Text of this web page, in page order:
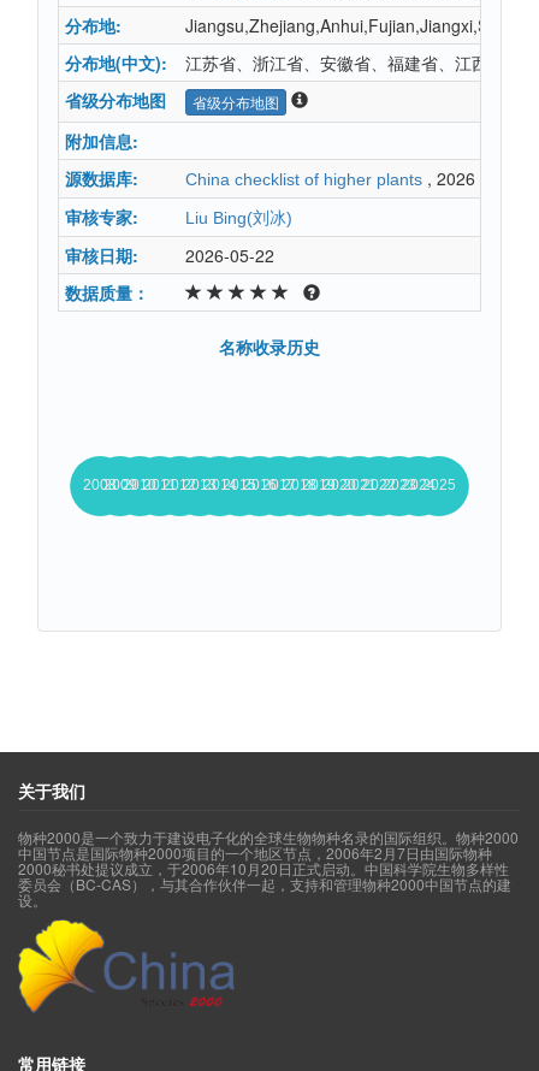
分布地:
分布地(中文):
江苏省、浙江省、安徽省、福建省、江西省、
省级分布地图
省级分布地图
附加信息:
源数据库:
China checklist of higher plants , 2026
审核专家:
Liu Bing(刘冰)
审核日期:
2026-05-22
数据质量：
名称收录历史
关于我们
物种2000是一个致力于建设电子化的全球生物物种名录的国际组织。物种2000
中国节点是国际物种2000项目的一个地区节点，2006年2月7日由国际物种
2000秘书处提议成立，于2006年10月20日正式启动。中国科学院生物多样性
委员会（BC-CAS），与其合作伙伴一起，支持和管理物种2000中国节点的建
设。
常用链接